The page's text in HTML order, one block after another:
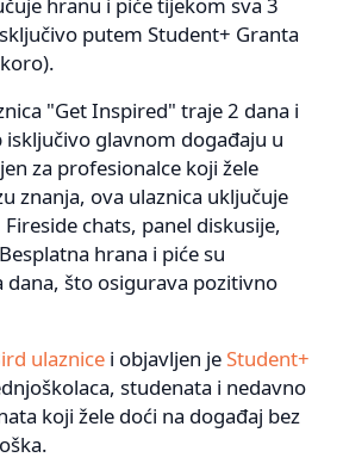
putem Student+ Granta
"Get Inspired" traje 2 dana i
glavnom događaju u
za profesionalce koji žele
znanja, ova ulaznica uključuje
chats, panel diskusije,
hrana i piće su
dana, što osigurava pozitivno
ulaznice i objavljen jeStudent+
studenata i nedavno
koji žele doći na događaj bez